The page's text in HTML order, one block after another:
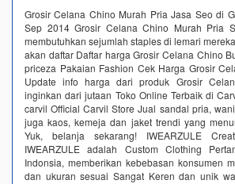
Grosir Celana Chino Murah Pria Jasa Seo di
Sep 2014 Grosir Celana Chino Murah Pria
membutuhkan sejumlah staples di lemari
akan daftar Daftar harga Grosir Celana Chino
priceza Pakaian Fashion Cek Harga Grosir
Update info harga dari produk Grosir
inginkan dari jutaan Toko Online Terbaik di
carvil Official Carvil Store Jual sandal pria,
juga kaos, kemeja dan jaket trendi yang
Yuk, belanja sekarang! IWEARZULE
IWEARZULE adalah Custom Clothing
Indonsia, memberikan kebebasan konsumen
dan ukuran sesuai Sangat Keren dan unik